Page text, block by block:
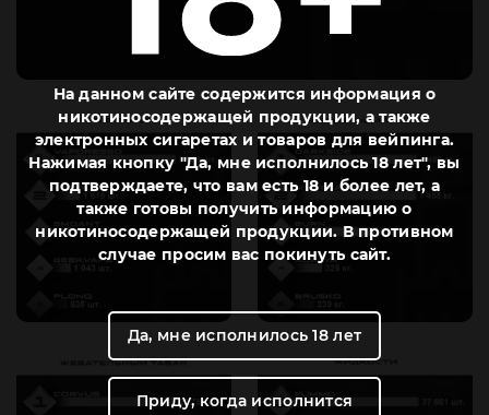
На данном сайте содержится информация о
никотиносодержащей продукции, а также
электронных сигаретах и товаров для вейпинга.
Нажимая кнопку "Да, мне исполнилось 18 лет", вы
подтверждаете, что вам есть 18 и более лет, а
также готовы получить информацию о
никотиносодержащей продукции. В противном
случае просим вас покинуть сайт.
Да, мне исполнилось 18 лет
Приду, когда исполнится